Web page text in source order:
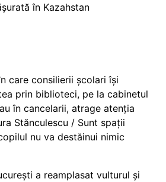
în Kazahstan
care consilierii școlari își
prin biblioteci, pe la cabinetul
în cancelarii, atrage atenția
Stănculescu / Sunt spații
nu va destăinui nimic
a reamplasat vulturul și